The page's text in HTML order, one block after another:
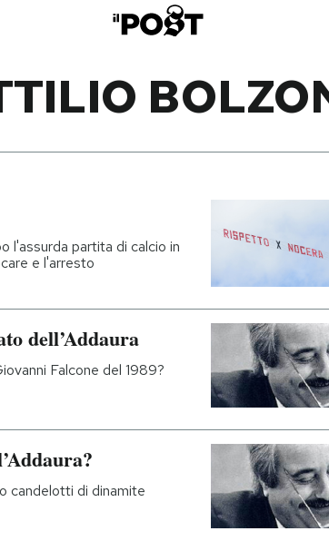
l'assurda partita di calcio in
e l'arresto
dell’Addaura
Falcone del 1989?
candelotti di dinamite